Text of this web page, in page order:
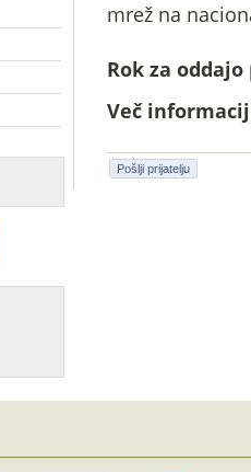
mrež na
Rok za
Več
Pošlji prijatelju